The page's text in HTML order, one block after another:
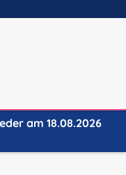
Merkzettel
am 18.08.2026